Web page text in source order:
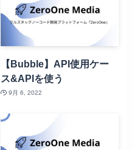
【Bubble】API使用ケー
ス&APIを使う
9月 6, 2022